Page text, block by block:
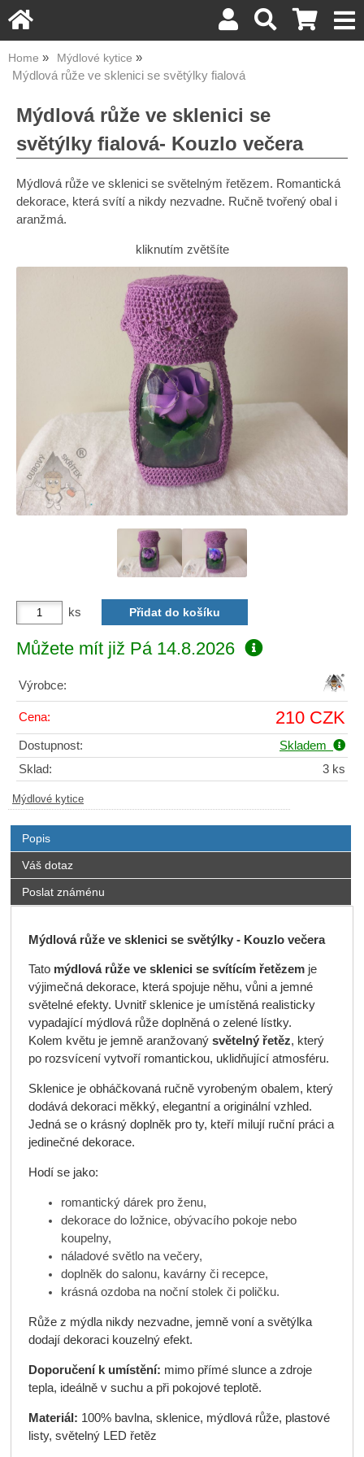
Home Mýdlové kytice
Mýdlová růže ve sklenici se světýlky fialová
Mýdlová růže ve sklenici se
světýlky fialová- Kouzlo večera
Mýdlová růže ve sklenici se světelným řetězem. Romantická
dekorace, která svítí a nikdy nezvadne. Ručně tvořený obal i
aranžmá.
kliknutím zvětšíte
ks
Můžete mít již Pá 14.8.2026
Výrobce:
Cena: 210 CZK
Dostupnost:
Skladem
Sklad:
3 ks
Mýdlové kytice
Popis
Váš dotaz
Poslat známénu
Mýdlová růže ve sklenici se světýlky - Kouzlo večera
Tato mýdlová růže ve sklenici se svítícím řetězemje
výjimečná dekorace, která spojuje něhu, vůni a jemné
světelné efekty. Uvnitř sklenice je umístěná realisticky
vypadající mýdlová růže doplněná o zelené lístky.
Kolem květu je jemně aranžovaný světelný řetěz, který
po rozsvícení vytvoří romantickou, uklidňující atmosféru.
Sklenice je obháčkovaná ručně vyrobeným obalem, který
dodává dekoraci měkký, elegantní a originální vzhled.
Jedná se o krásný doplněk pro ty, kteří milují ruční práci a
jedinečné dekorace.
Hodí se jako:
romantický dárek pro ženu,
dekorace do ložnice, obývacího pokoje nebo
koupelny,
náladové světlo na večery,
doplněk do salonu, kavárny či recepce,
krásná ozdoba na noční stolek či poličku.
Růže z mýdla nikdy nezvadne, jemně voní a světýlka
dodají dekoraci kouzelný efekt.
Doporučení k umístění: mimo přímé slunce a zdroje
tepla, ideálně v suchu a při pokojové teplotě.
Materiál: 100% bavlna, sklenice, mýdlová růže, plastové
listy, světelný LED řetěz